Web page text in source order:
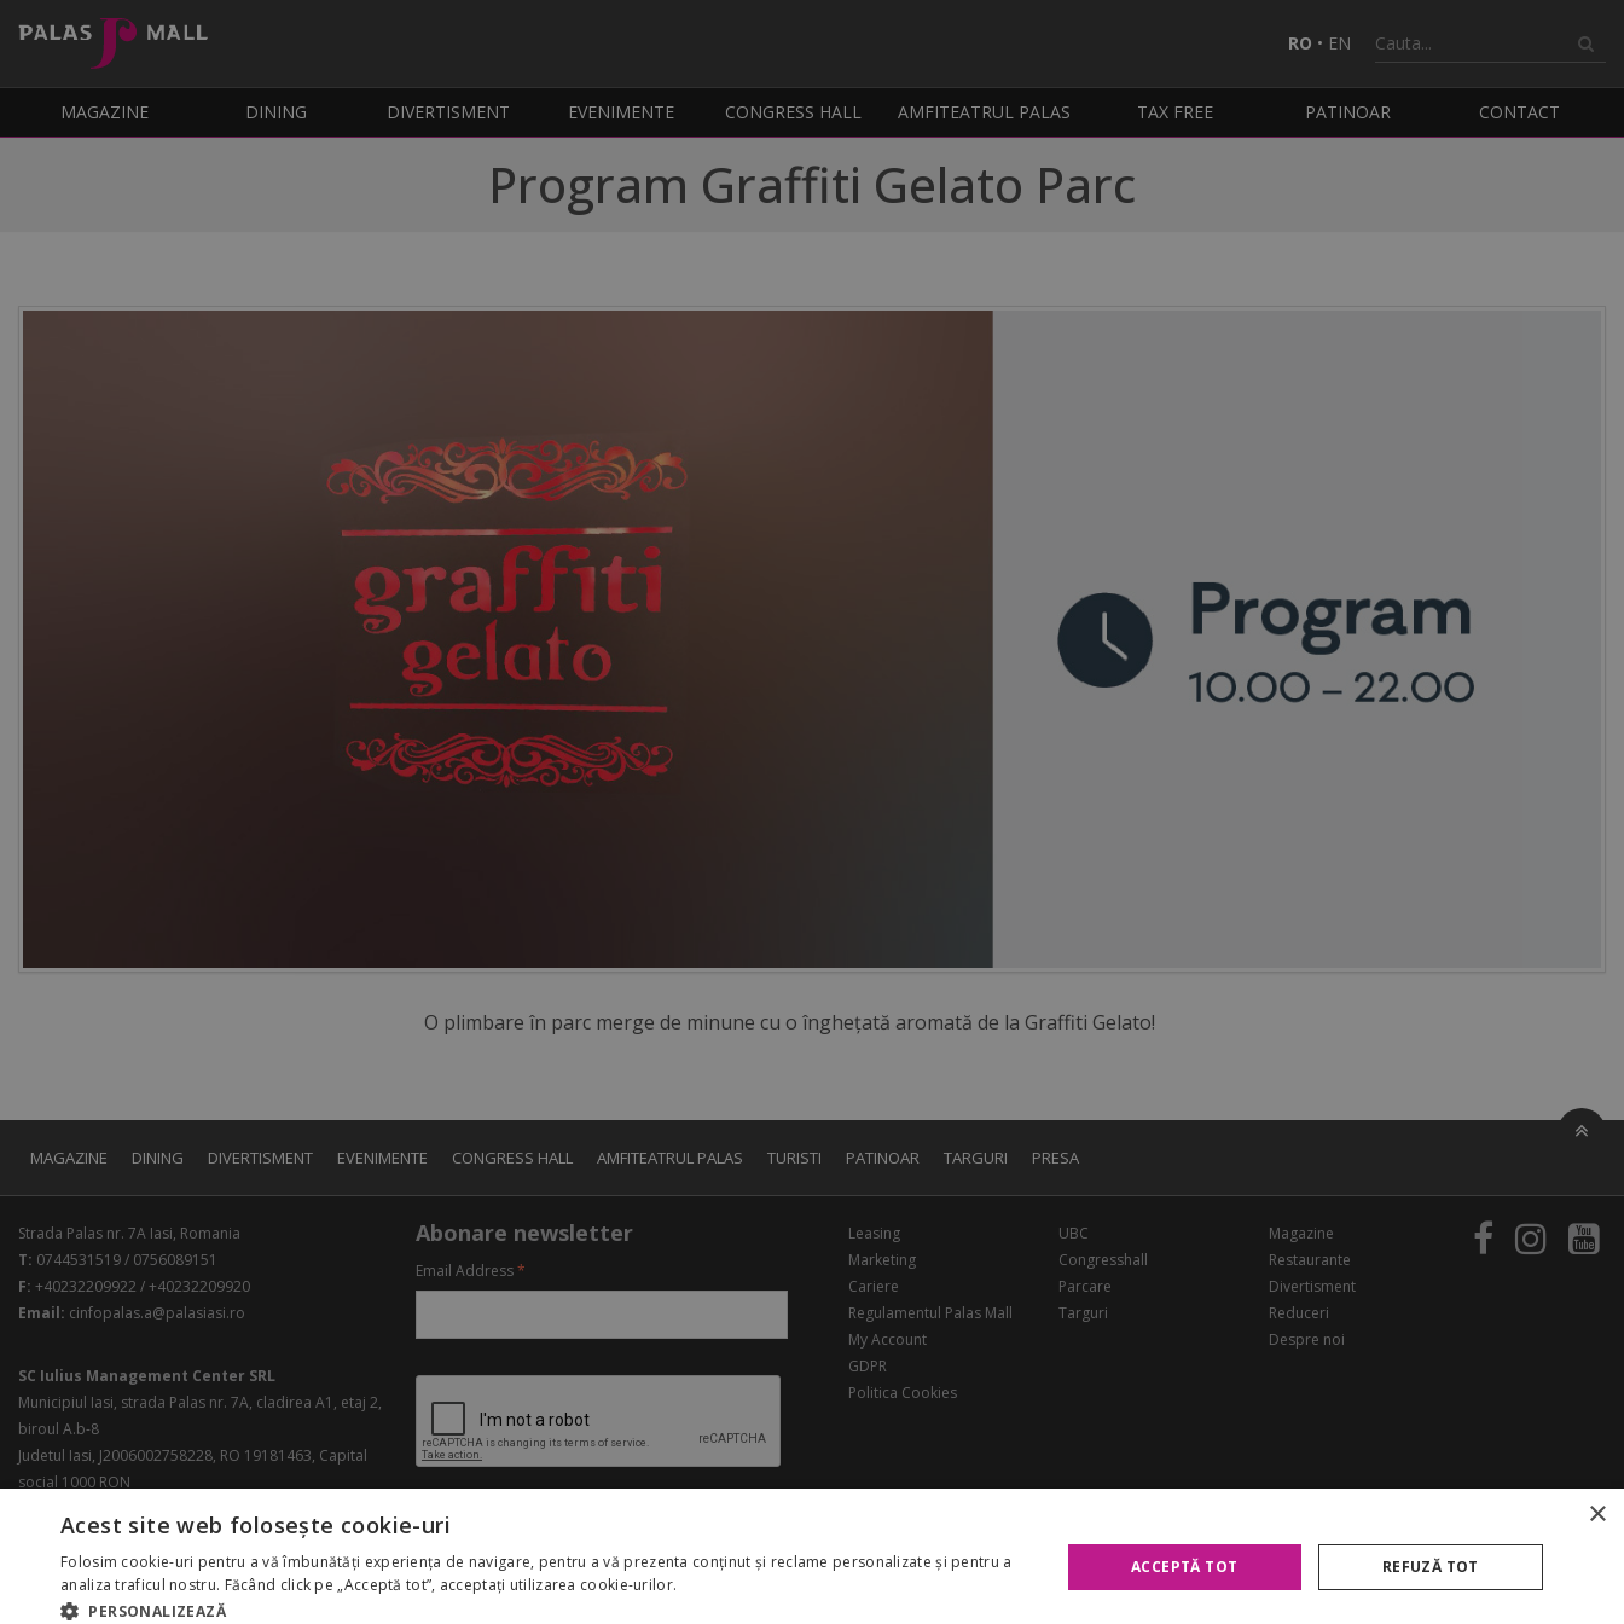
RO • EN
MAGAZINE DINING DIVERTISMENT EVENIMENTE CONGRESS HALL AMFITEATRUL PALAS TAX FREE PATINOAR CONTACT
Program Graffiti Gelato Parc
O plimbare în parc merge de minune cu o înghețată aromată de la Graffiti Gelato!
MAGAZINE DINING DIVERTISMENT EVENIMENTE CONGRESS HALL AMFITEATRUL PALAS TURISTI PATINOAR TARGURI PRESA
Strada Palas nr. 7A Iasi, Romania
T: 0744531519 / 0756089151
F: +40232209922 / +40232209920
Email: cinfopalas.a@palasiasi.ro
SC Iulius Management Center SRL
Municipiul Iasi, strada Palas nr. 7A, cladirea A1, etaj 2,
biroul A.b-8
Judetul Iasi, J2006002758228, RO 19181463, Capital
social 1000 RON
Abonare newsletter
Email Address*
Leasing
Marketing
Cariere
Regulamentul Palas Mall
My Account
GDPR
Politica Cookies
UBC
Congresshall
Parcare
Targuri
Magazine
Restaurante
Divertisment
Reduceri
Despre noi
Copyright 2026 Palas Mall. Toate drepturile rezervate.
×
Acest site web folosește cookie-uri
Folosim cookie-uri pentru a vă îmbunătăți experiența de navigare, pentru a vă prezenta conținut și reclame personalizate și pentru a
analiza traficul nostru. Făcând click pe „Acceptă tot”, acceptați utilizarea cookie-urilor.
PERSONALIZEAZĂ
ACCEPTĂ TOT REFUZĂ TOT